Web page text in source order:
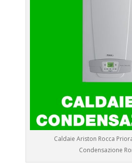
Caldaie Ariston Rocca
Condensazione